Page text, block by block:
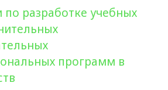
разработке учебных
программ в